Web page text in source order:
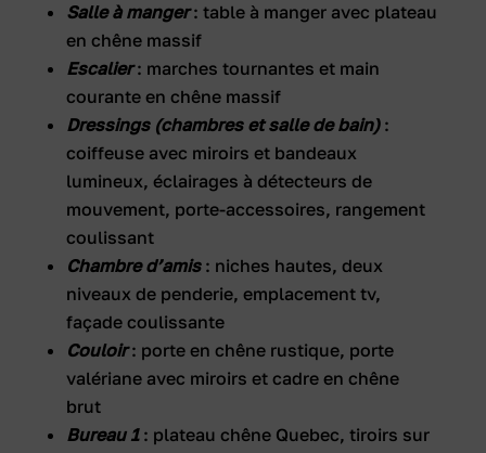
Salle à manger: table à manger avec plateau
en chêne massif
Escalier : marches tournantes et main
courante en chêne massif
Dressings (chambres et salle de bain) :
coiffeuse avec miroirs et bandeaux
lumineux, éclairages à détecteurs de
mouvement, porte-accessoires, rangement
coulissant
Chambre d’amis: niches hautes, deux
niveaux de penderie, emplacement tv,
façade coulissante
Couloir: porte en chêne rustique, porte
valériane avec miroirs et cadre en chêne
brut
Bureau 1: plateau chêne Quebec, tiroirs sur